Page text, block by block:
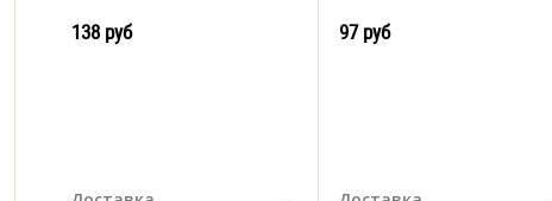
138 руб 97 руб